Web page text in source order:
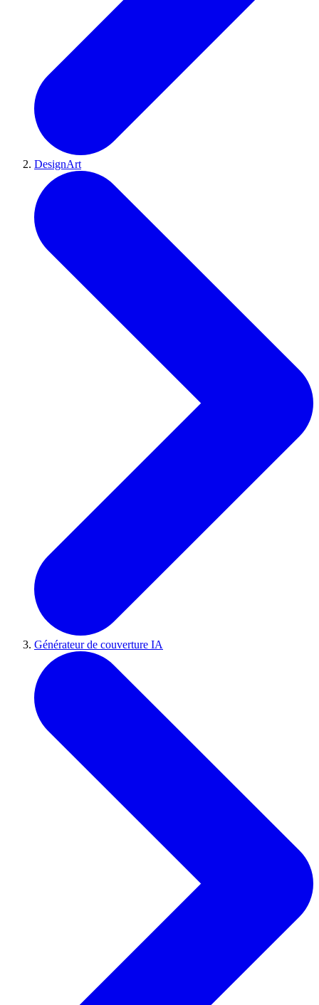
DesignArt
Générateur de couverture IA